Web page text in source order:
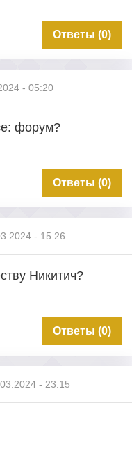
Ответы (0)
- 05:20
форум?
Ответы (0)
- 15:26
Никитич?
Ответы (0)
- 23:15